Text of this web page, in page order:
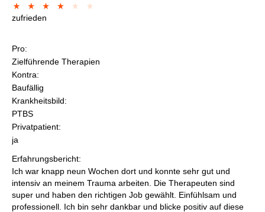
zufrieden
Pro:
Zielführende Therapien
Kontra:
Baufällig
Krankheitsbild:
PTBS
Privatpatient:
ja
Erfahrungsbericht:
Ich war knapp neun Wochen dort und konnte sehr gut und
intensiv an meinem Trauma arbeiten. Die Therapeuten sind
super und haben den richtigen Job gewählt. Einfühlsam und
professionell. Ich bin sehr dankbar und blicke positiv auf diese